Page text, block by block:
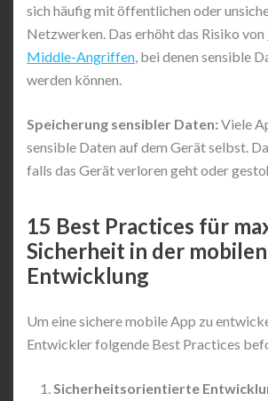
sich häufig mit öffentlichen oder
Netzwerken. Das erhöht das Risiko von
Middle-Angriffen, bei denen sensible
werden können.
Speicherung sensibler Daten: Viele
sensible Daten auf dem Gerät selbst.
falls das Gerät verloren geht oder
15 Best Practices für
Sicherheit in der
Entwicklung
Um eine sichere mobile App zu
Entwickler folgende Best Practices
Sicherheitsorientierte